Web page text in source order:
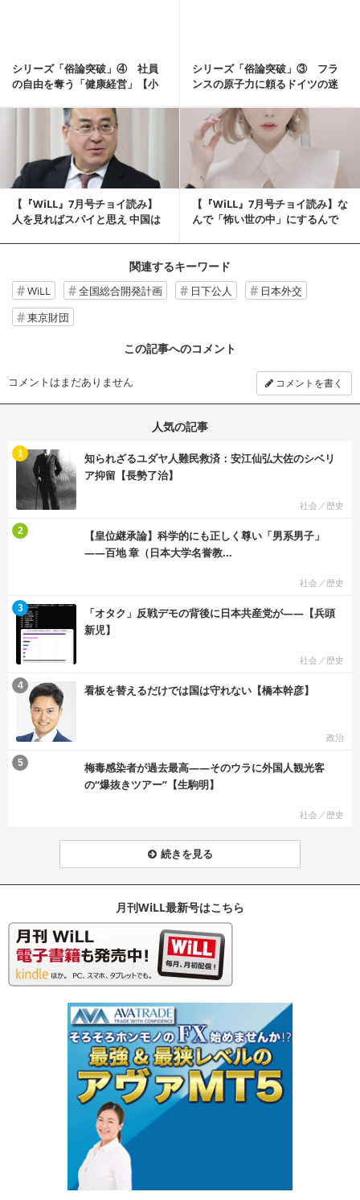
シリーズ「俗論突破」④ 社員
の自由を奪う「健康経営」【小
シリーズ「俗論突破」③ フラ
ンスの原子力に頼るドイツの迷
【『WiLL』7月号チョイ読み】
人を見ればスパイと思え 中国は
【『WiLL』7月号チョイ読み】な
んで「怖い世の中」にするんで
関連するキーワード
WiLL 全国総合開発計画 日下公人
日本外交
東京財団
この記事へのコメント
コメントはまだありません コメントを書く
人気の記事
知られざるユダヤ人難民救済：安江仙弘大佐のシベリ
ア抑留【長勢了治】
社会／歴史
1
【皇位継承論】科学的にも正しく尊い「男系男子」
――百地 章（日本大学名誉教...
社会／歴史
2
「オタク」反戦デモの背後に日本共産党が――【兵頭
新児】
社会／歴史
3
看板を替えるだけでは国は守れない【橋本幹彦】
政治
4
梅毒感染者が過去最高――そのウラに外国人観光客
の“爆抜きツアー”【生駒明】
社会／歴史
5
続きを見る
月刊WiLL最新号はこちら